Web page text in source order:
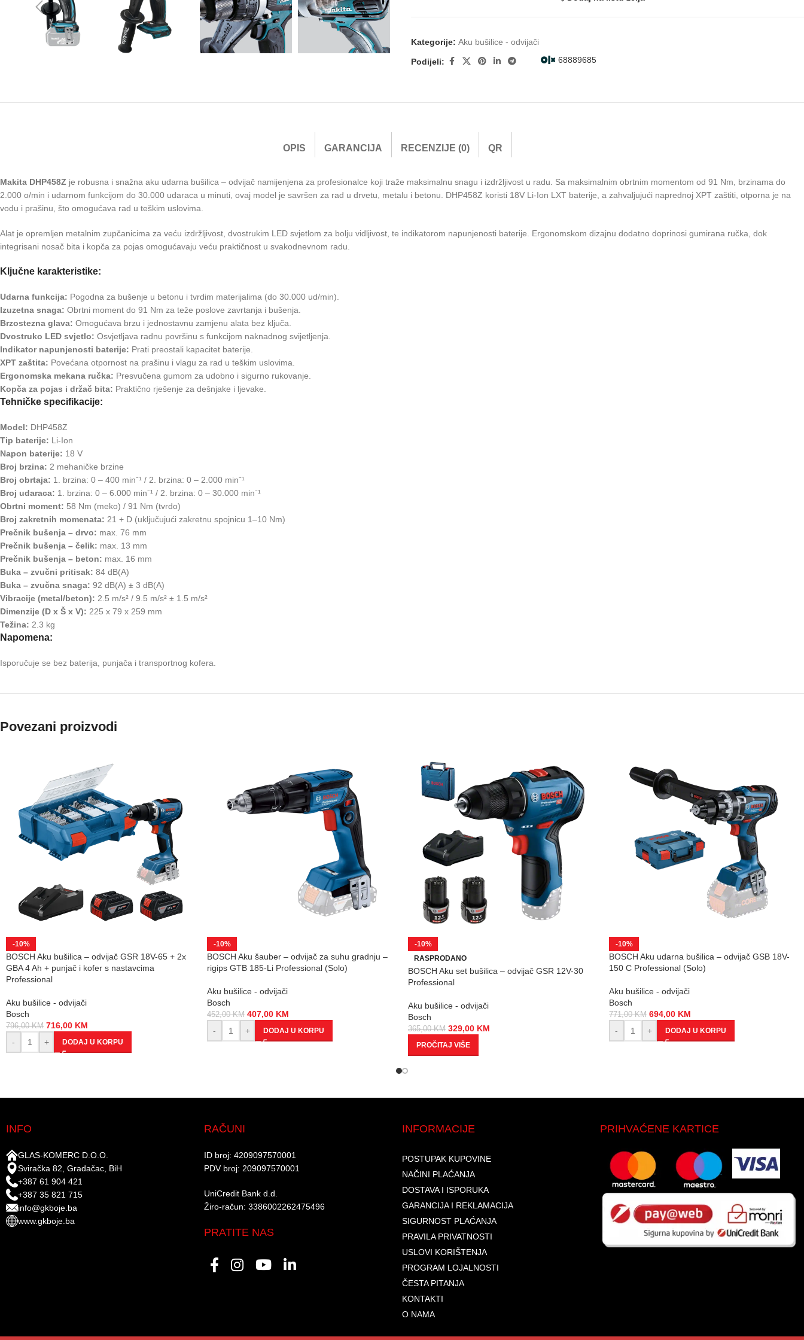
Kategorije: Aku bušilice - odvijači
68889685
Podijeli:
OPIS GARANCIJA RECENZIJE (0) QR
Makita DHP458Z je robusna i snažna aku udarna bušilica – odvijač namijenjena za profesionalce koji traže maksimalnu snagu i izdržljivost u radu. Sa maksimalnim obrtnim momentom od 91 Nm, brzinama do
2.000 o/min i udarnom funkcijom do 30.000 udaraca u minuti, ovaj model je savršen za rad u drvetu, metalu i betonu. DHP458Z koristi 18V Li-Ion LXT baterije, a zahvaljujući naprednoj XPT zaštiti, otporna je na
vodu i prašinu, što omogućava rad u teškim uslovima.
Alat je opremljen metalnim zupčanicima za veću izdržljivost, dvostrukim LED svjetlom za bolju vidljivost, te indikatorom napunjenosti baterije. Ergonomskom dizajnu dodatno doprinosi gumirana ručka, dok
integrisani nosač bita i kopča za pojas omogućavaju veću praktičnost u svakodnevnom radu.
Ključne karakteristike:
Udarna funkcija: Pogodna za bušenje u betonu i tvrdim materijalima (do 30.000 ud/min).
Izuzetna snaga: Obrtni moment do 91 Nm za teže poslove zavrtanja i bušenja.
Brzostezna glava: Omogućava brzu i jednostavnu zamjenu alata bez ključa.
Dvostruko LED svjetlo: Osvjetljava radnu površinu s funkcijom naknadnog svijetljenja.
Indikator napunjenosti baterije: Prati preostali kapacitet baterije.
XPT zaštita: Povećana otpornost na prašinu i vlagu za rad u teškim uslovima.
Ergonomska mekana ručka: Presvučena gumom za udobno i sigurno rukovanje.
Kopča za pojas i držač bita: Praktično rješenje za dešnjake i ljevake.
Tehničke specifikacije:
Model: DHP458Z
Tip baterije: Li-Ion
Napon baterije: 18 V
Broj brzina: 2 mehaničke brzine
Broj obrtaja: 1. brzina: 0 – 400 min⁻¹ / 2. brzina: 0 – 2.000 min⁻¹
Broj udaraca: 1. brzina: 0 – 6.000 min⁻¹ / 2. brzina: 0 – 30.000 min⁻¹
Obrtni moment: 58 Nm (meko) / 91 Nm (tvrdo)
Broj zakretnih momenata: 21 + D (uključujući zakretnu spojnicu 1–10 Nm)
Prečnik bušenja – drvo: max. 76 mm
Prečnik bušenja – čelik: max. 13 mm
Prečnik bušenja – beton: max. 16 mm
Buka – zvučni pritisak: 84 dB(A)
Buka – zvučna snaga: 92 dB(A) ± 3 dB(A)
Vibracije (metal/beton): 2.5 m/s² / 9.5 m/s² ± 1.5 m/s²
Dimenzije (D x Š x V): 225 x 79 x 259 mm
Težina: 2.3 kg
Napomena:
Isporučuje se bez baterija, punjača i transportnog kofera.
Povezani proizvodi
-10%
BOSCH Aku bušilica – odvijač GSR 18V-65 + 2x
GBA 4 Ah + punjač i kofer s nastavcima
Professional
Aku bušilice - odvijači
Bosch
796,00KM 716,00 KM
-
+ DODAJ U KORPU
-10%
BOSCH Aku šauber – odvijač za suhu gradnju –
rigips GTB 185-Li Professional (Solo)
Aku bušilice - odvijači
Bosch
452,00KM 407,00 KM
-
+ DODAJ U KORPU
-10%
RASPRODANO
BOSCH Aku set bušilica – odvijač GSR 12V-30
Professional
Aku bušilice - odvijači
Bosch
365,00KM 329,00 KM
PROČITAJ VIŠE
-10%
BOSCH Aku udarna bušilica – odvijač GSB 18V-
150 C Professional (Solo)
Aku bušilice - odvijači
Bosch
771,00KM 694,00 KM
-
+ DODAJ U KORPU
INFO
GLAS-KOMERC D.O.O.
Sviračka 82, Gradačac, BiH
+387 61 904 421
+387 35 821 715
info@gkboje.ba
www.gkboje.ba
RAČUNI
ID broj: 4209097570001​
PDV broj: 209097570001 ​
UniCredit Bank d.d.​
Žiro-račun: 3386002262475496​​
PRATITE NAS
INFORMACIJE
POSTUPAK KUPOVINE
NAČINI PLAĆANJA
DOSTAVA I ISPORUKA
GARANCIJA I REKLAMACIJA
SIGURNOST PLAĆANJA
PRAVILA PRIVATNOSTI
USLOVI KORIŠTENJA
PROGRAM LOJALNOSTI
ČESTA PITANJA
KONTAKTI
O NAMA
PRIHVAĆENE KARTICE